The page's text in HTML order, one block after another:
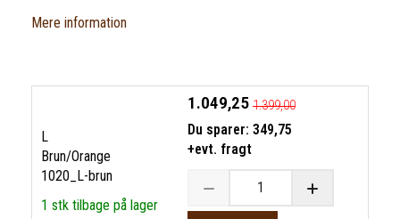
Mere information
L
Brun/Orange
1020_L-brun
1 stk tilbage på lager
1.049,25 1.399,00
Du sparer: 349,75
+evt. fragt